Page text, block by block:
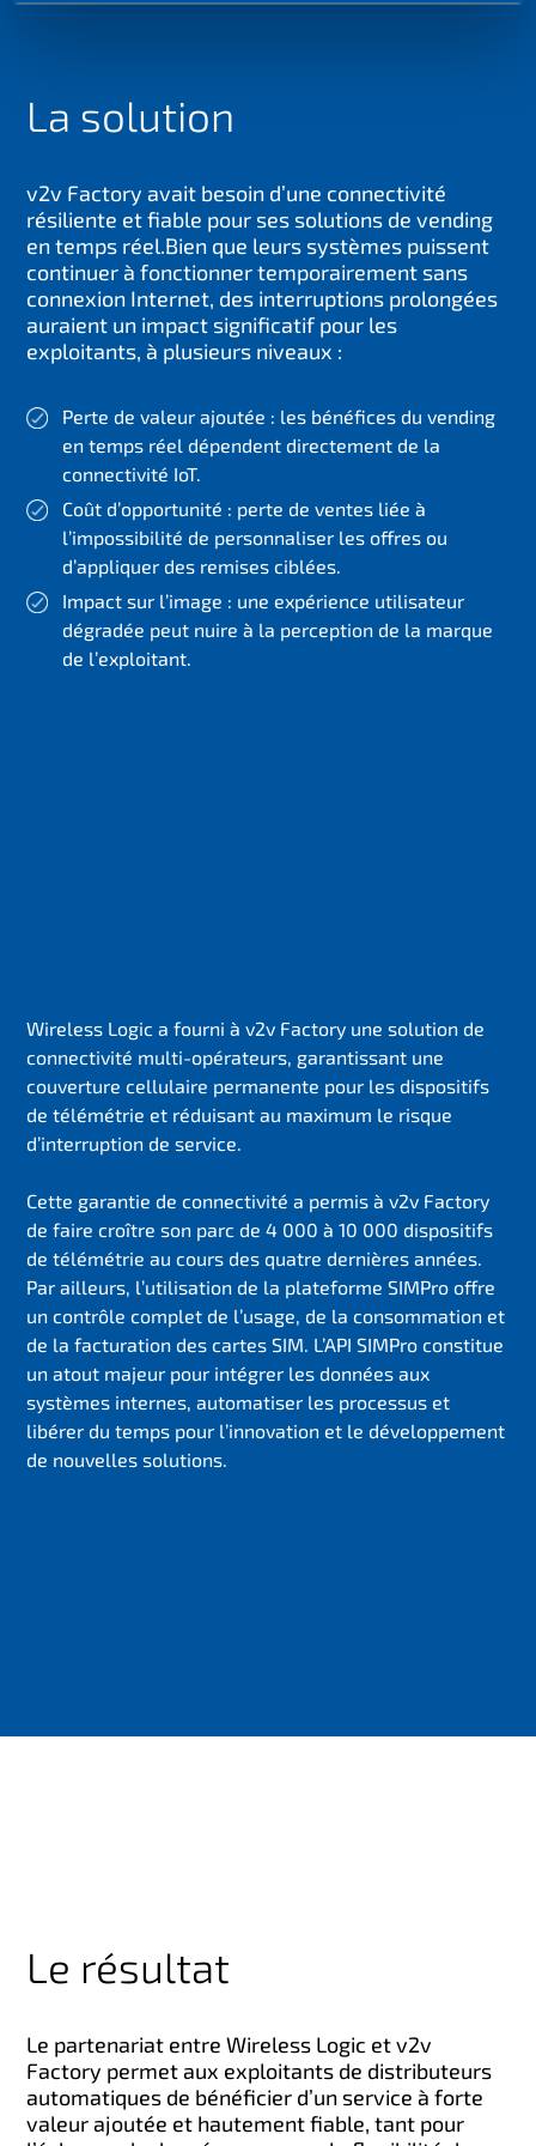
La solution
v2v Factory avait besoin d’une connectivité
résiliente et fiable pour ses solutions de vending
en temps réel.Bien que leurs systèmes puissent
continuer à fonctionner temporairement sans
connexion Internet, des interruptions prolongées
auraient un impact significatif pour les
exploitants, à plusieurs niveaux :
Perte de valeur ajoutée : les bénéfices du vending
en temps réel dépendent directement de la
connectivité IoT.
Coût d’opportunité : perte de ventes liée à
l’impossibilité de personnaliser les offres ou
d’appliquer des remises ciblées.
Impact sur l’image : une expérience utilisateur
dégradée peut nuire à la perception de la marque
de l’exploitant.
Wireless Logic a fourni à v2v Factory une solution de
connectivité multi-opérateurs, garantissant une
couverture cellulaire permanente pour les dispositifs
de télémétrie et réduisant au maximum le risque
d’interruption de service.
Cette garantie de connectivité a permis à v2v Factory
de faire croître son parc de 4 000 à 10 000 dispositifs
de télémétrie au cours des quatre dernières années.
Par ailleurs, l’utilisation de la plateforme SIMPro offre
un contrôle complet de l’usage, de la consommation et
de la facturation des cartes SIM. L’API SIMPro constitue
un atout majeur pour intégrer les données aux
systèmes internes, automatiser les processus et
libérer du temps pour l’innovation et le développement
de nouvelles solutions.
Le résultat
Le partenariat entre Wireless Logic et v2v
Factory permet aux exploitants de distributeurs
automatiques de bénéficier d’un service à forte
valeur ajoutée et hautement fiable, tant pour